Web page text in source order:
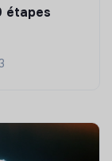
étapes